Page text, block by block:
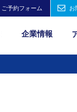
ご予約フォーム お
企業情報